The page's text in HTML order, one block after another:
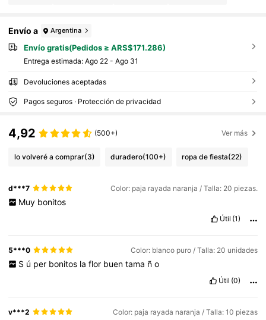
Envío a Argentina
Envío gratis(Pedidos ≥ ARS$171.286)
Entrega estimada: Ago 22 - Ago 31
Devoluciones aceptadas
Pagos seguros · Protección de privacidad
4,92 (500+) Ver más
lo volveré a comprar(3) duradero(100+) ropa de fiesta(22)
d***7 Color: paja rayada naranja / Talla: 20 piezas.
Muy bonitos
Útil (1)
5***0 Color: blanco puro / Talla: 20 unidades
S ú per bonitos la flor buen tama ñ o
Útil (0)
v***2 Color: paja rayada naranja / Talla: 10 piezas